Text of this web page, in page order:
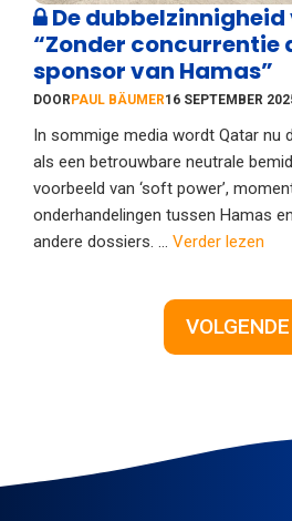
De
“Zonder concurrentie
sponsor van Hamas”
DOORPAUL BÄUMER16 SEPTEMBER
In sommige media wordt Qatar nu
als een betrouwbare neutrale
voorbeeld van ‘soft power’,
onderhandelingen tussen Hamas
andere dossiers. ... Verder lezen
VOLGENDE